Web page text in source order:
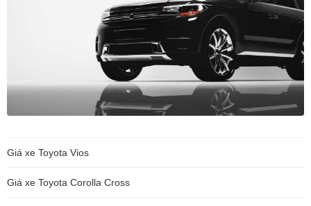
Giá xe Toyota Vios
Giá xe Toyota Corolla Cross